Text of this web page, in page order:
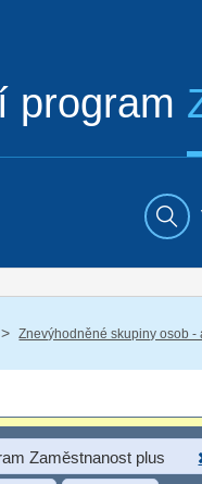
program
/ Znevýhodněné skupiny osob -
Zaměstnanost plus